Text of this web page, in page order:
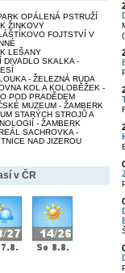
OPÁLENÁ PSTRUŽÍ
ŽINKOVY
FOJTSTVÍ V
LEŠANY
DIVADLO SKALKA -
- ŽELEZNÁ RUDA
KOL A KOLOBĚŽEK -
POD PRADĚDEM
MUZEUM - ŽAMBERK
STARÝCH STROJŮ A
- ŽAMBERK
SACHROVKA -
NAD JIZEROU
v ČR